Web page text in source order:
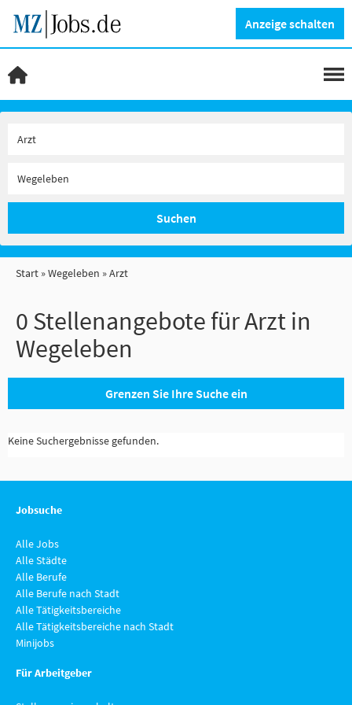
Anzeige schalten
Suchen
Start Wegeleben Arzt
0 Stellenangebote für Arzt in
Wegeleben
Grenzen Sie Ihre Suche ein
Keine Suchergebnisse gefunden.
Jobsuche
Alle Jobs
Alle Städte
Alle Berufe
Alle Berufe nach Stadt
Alle Tätigkeitsbereiche
Alle Tätigkeitsbereiche nach Stadt
Minijobs
Für Arbeitgeber